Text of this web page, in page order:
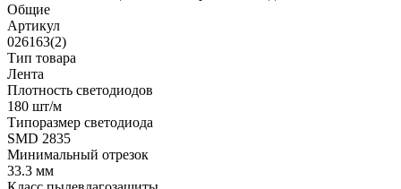
Общие
Артикул
026163(2)
Тип товара
Лента
Плотность светодиодов
180 шт/м
Типоразмер светодиода
SMD 2835
Минимальный отрезок
33.3 мм